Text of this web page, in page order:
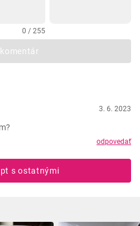
0 / 255
3. 6. 2023
odpovedať
s ostatnými